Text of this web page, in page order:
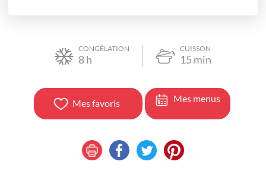
CONGÉLATION
8h
CUISSON
15 min
Mes favoris Mes menus